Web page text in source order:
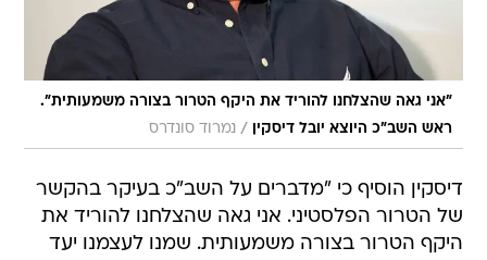
"אני גאה שהצלחנו להוריד את היקף הטרור בצורה משמעותית".
ראש השב"כ היוצא יובל דיסקין
/ נמרוד סונדרס
דיסקין הוסיף כי "מדברים על השב"כ בעיקר בהקשר
של הטרור הפלסטיני. אני גאה שהצלחנו להוריד את
היקף הטרור בצורה משמעותית. שמנו לעצמנו יעד